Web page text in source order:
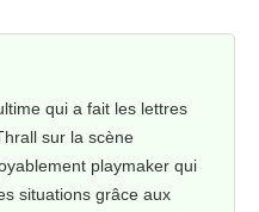
qui a fait les lettres
sur la scène
playmaker qui
situations grâce aux